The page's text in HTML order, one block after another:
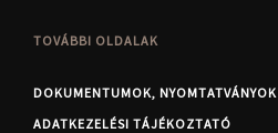
TOVÁBBI OLDALAK
DOKUMENTUMOK, NYOMTATVÁNYOK
ADATKEZELÉSI TÁJÉKOZTATÓ